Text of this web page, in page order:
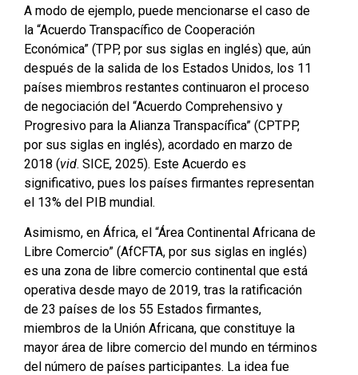
A modo de ejemplo, puede mencionarse el caso de
la “Acuerdo Transpacífico de Cooperación
Económica” (TPP, por sus siglas en inglés) que, aún
después de la salida de los Estados Unidos, los 11
países miembros restantes continuaron el proceso
de negociación del “Acuerdo Comprehensivo y
Progresivo para la Alianza Transpacífica” (CPTPP,
por sus siglas en inglés), acordado en marzo de
2018 (vid. SICE, 2025). Este Acuerdo es
significativo, pues los países firmantes representan
el 13% del PIB mundial.
Asimismo, en África, el “Área Continental Africana de
Libre Comercio” (AfCFTA, por sus siglas en inglés)
es una zona de libre comercio continental que está
operativa desde mayo de 2019, tras la ratificación
de 23 países de los 55 Estados firmantes,
miembros de la Unión Africana, que constituye la
mayor área de libre comercio del mundo en términos
del número de países participantes. La idea fue